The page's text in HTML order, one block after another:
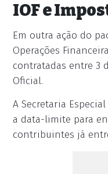
IOF e
Em outra ação do
Operações
contratadas entre 3
Oficial.
A Secretaria
a data-limite para
contribuintes já